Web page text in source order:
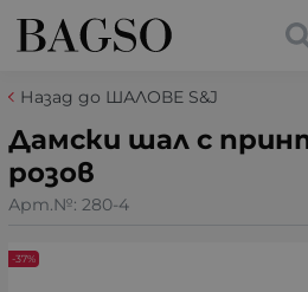
Назад до ШАЛОВЕ S&J
Дамски шал с
розов
Арт.№: 280-4
-37%